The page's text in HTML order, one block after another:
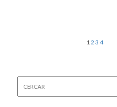
12 3 4